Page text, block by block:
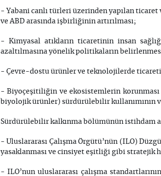
- Yabani canlı türleri üzerinden yapılan ticaret
ve ABD arasında işbirliğinin artırılması;
- Kimyasal atıkların ticaretinin insan
azaltılmasına yönelik politikaların
- Çevre-dostu ürünler ve teknolojilerde
- Biyoçeşitiliğin ve ekosistemlerin
biyolojik ürünler) sürdürülebilir kullanımının
Sürdürülebilir kalkınma bölümünün istihdam
- Uluslararası Çalışma Örgütü’nün (ILO)
yasaklanması ve cinsiyet eşitliği gibi stratejik
- ILO’nun uluslararası çalışma